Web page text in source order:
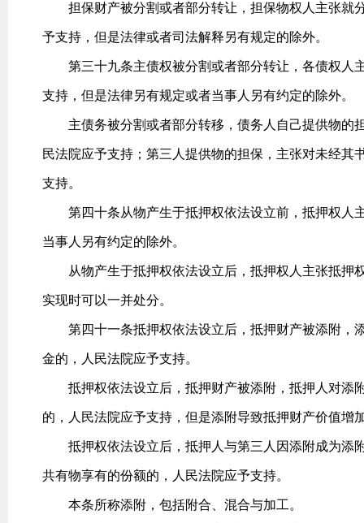
担保财产被分割或者部分转让，担保物权人主张就
予支持，但是法律或者司法解释另有规定的除外。
第三十九条主债权被分割或者部分转让，各债权人
支持，但是法律另有规定或者当事人另有约定的除外。
主债务被分割或者部分转移，债务人自己提供物的
民法院应予支持；第三人提供物的担保，主张对未经
支持。
第四十条从物产生于抵押权依法设立前，抵押权人
当事人另有约定的除外。
从物产生于抵押权依法设立后，抵押权人主张抵押
实现时可以一并处分。
第四十一条抵押权依法设立后，抵押财产被添附，
金的，人民法院应予支持。
抵押权依法设立后，抵押财产被添附，抵押人对添
的，人民法院应予支持，但是添附导致抵押财产价值增
抵押权依法设立后，抵押人与第三人因添附成为添
共有物享有的份额的，人民法院应予支持。
本条所称添附，包括附合、混合与加工。